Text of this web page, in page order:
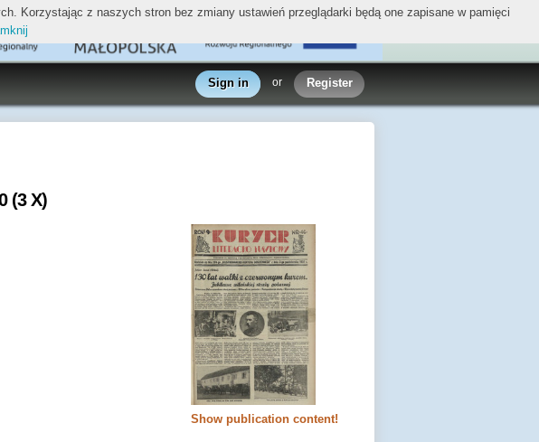
Sign in or Register
(3 X)
Show publication content!
Korzystając z naszych stron bez zmiany ustawień przeglądarki będą one zapisane w pamięci